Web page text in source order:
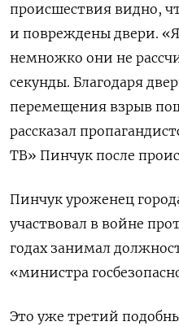
происшествия видно,
и повреждены двери.
немножко они не
секунды. Благодаря
перемещения взрыв
рассказал
ТВ» Пинчук после
Пинчук уроженец
участвовал в войне
годах занимал
«министра
Это уже третий